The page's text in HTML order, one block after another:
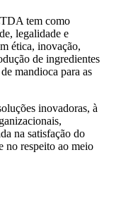
tem como
legalidade e
ética, inovação,
de ingredientes
mandioca para as
inovadoras, à
na satisfação do
no respeito ao meio